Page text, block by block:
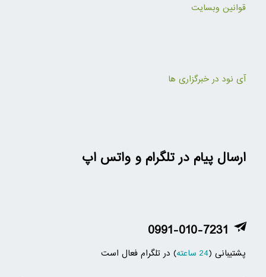
قوانین وبسایت
آی نود در خبرگزاری ها
ارسال پیام در تلگرام و واتس اپ
0991-010-7231
پشتیبانی (24 ساعته ) در تلگرام فعال است